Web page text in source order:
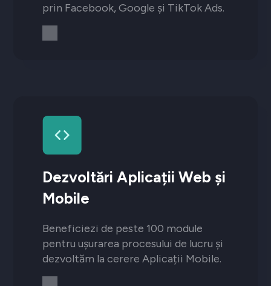
prin Facebook, Google și TikTok Ads.
Dezvoltări Aplicații Web și
Mobile
Beneficiezi de peste 100 module
pentru ușurarea procesului de lucru și
dezvoltăm la cerere Aplicații Mobile.